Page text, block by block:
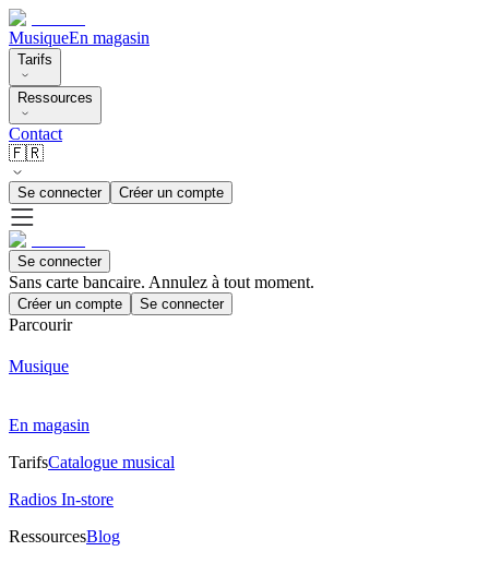
MusiqueEn magasin
Tarifs
Ressources
Contact
🇫🇷
Se connecter Créer un compte
Se connecter
Sans carte bancaire. Annulez à tout moment.
Créer un compte Se connecter
Parcourir
Musique
En magasin
TarifsCatalogue musical
Radios In-store
RessourcesBlog